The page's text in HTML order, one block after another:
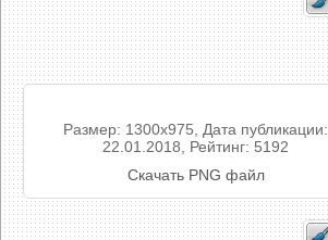
Размер: 1300x975, Дата публикации:
22.01.2018, Рейтинг: 5192
Скачать PNG файл